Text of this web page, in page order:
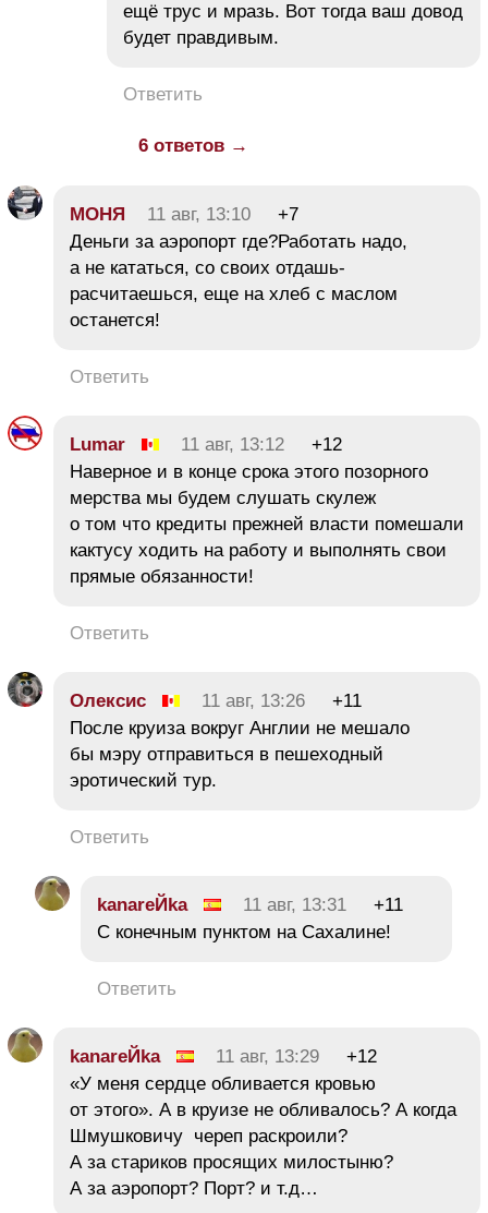
ещё трус и мразь. Вот тогда ваш довод
будет правдивым.
Ответить
6 ответов →
МОНЯ 11 авг, 13:10
+7
Деньги за аэропорт где?Работать надо,
а не кататься, со своих отдашь-
расчитаешься, еще на хлеб с маслом
останется!
Ответить
Lumar 11 авг, 13:12
+12
Наверное и в конце срока этого позорного
мерства мы будем слушать скулеж
о том что кредиты прежней власти помешали
кактусу ходить на работу и выполнять свои
прямые обязанности!
Ответить
Олексис 11 авг, 13:26
+11
После круиза вокруг Англии не мешало
бы мэру отправиться в пешеходный
эротический тур.
Ответить
kanareЙka 11 авг, 13:31
+11
С конечным пунктом на Сахалине!
Ответить
kanareЙka 11 авг, 13:29
+12
«У меня сердце обливается кровью
от этого». А в круизе не обливалось? А когда
Шмушковичу череп раскроили?
А за стариков просящих милостыню?
А за аэропорт? Порт? и т.д…